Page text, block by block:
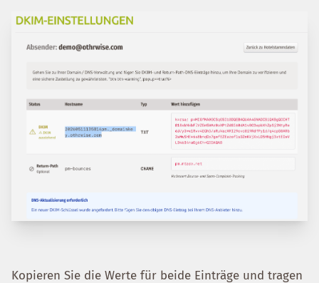
Kopieren Sie die Werte für beide Einträge und tragen